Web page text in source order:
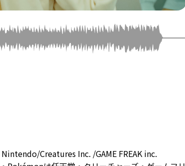
Creatures Inc. /GAME FREAK inc.